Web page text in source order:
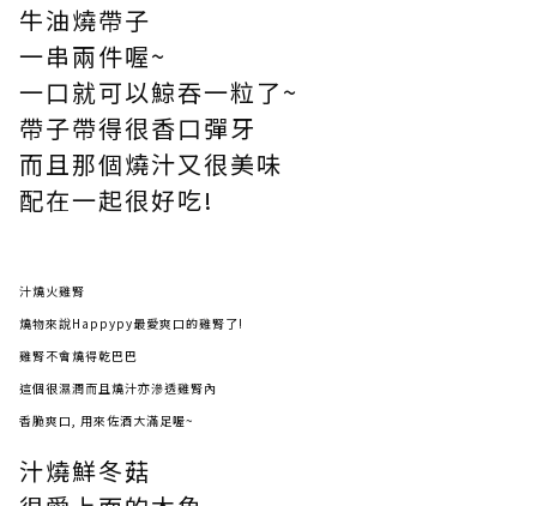
牛油燒帶子
一串兩件喔~
一口就可以鯨吞一粒了~
帶子帶得很香口彈牙
而且那個燒汁又很美味
配在一起很好吃!
汁燒火雞腎
燒物來說Happypy最愛爽口的雞腎了!
雞腎不會燒得乾巴巴
這個很濕潤而且燒汁亦滲透雞腎內
香脆爽口, 用來佐酒大滿足喔~
汁燒鮮冬菇